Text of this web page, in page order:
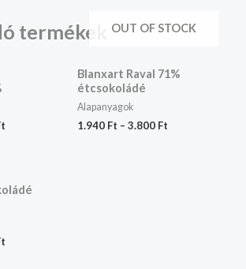
termékek OUT OF STOCK
Blanxart Raval 71%
étcsokoládé
Alapanyagok
1.940 Ft – 3.800 Ft